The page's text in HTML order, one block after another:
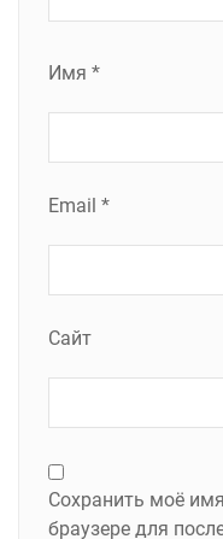
Имя *
Email *
Сайт
Сохранить моё
браузере для